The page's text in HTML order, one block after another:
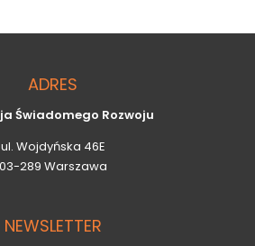
ADRES
Świadomego Rozwoju
ul. Wojdyńska 46E
03-289 Warszawa
NEWSLETTER